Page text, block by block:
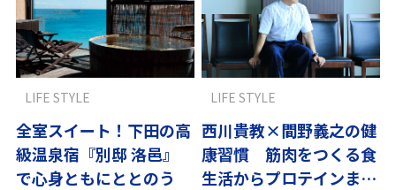
全室スイート！下田の高
級温泉宿『別邸 洛邑』
で心身ともにととのう
LIFE STYLE
西川貴教×間野義之の健
康習慣 筋肉をつくる食
生活からプロテインまで
LIFE STYLE